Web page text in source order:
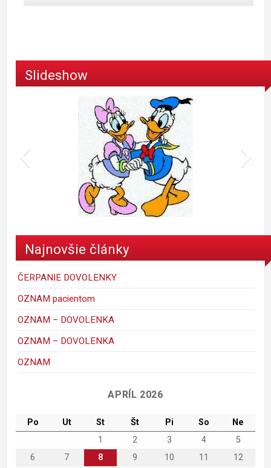
Slideshow
Maggie Simpson
mickey_mouse_walt_disney-1
porky-hrackyshop
Najnovšie články
ČERPANIE DOVOLENKY
OZNAM pacientom
OZNAM – DOVOLENKA
OZNAM – DOVOLENKA
OZNAM
APRÍL 2026
Po Ut St Št Pi So
Ne
1
2 3 4
5
6
7 8 9 10 11 12